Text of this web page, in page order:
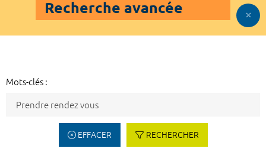
Recherche avancée
Mots-clés :
EFFACER RECHERCHER